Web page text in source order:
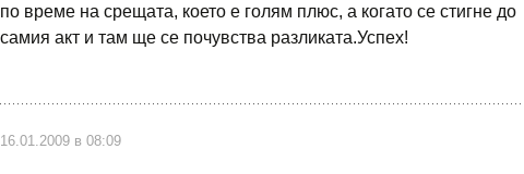
по време на срещата, което е голям плюс, а когато се стигне до
самия акт и там ще се почувства разликата.Успех!
16.01.2009 в 08:09